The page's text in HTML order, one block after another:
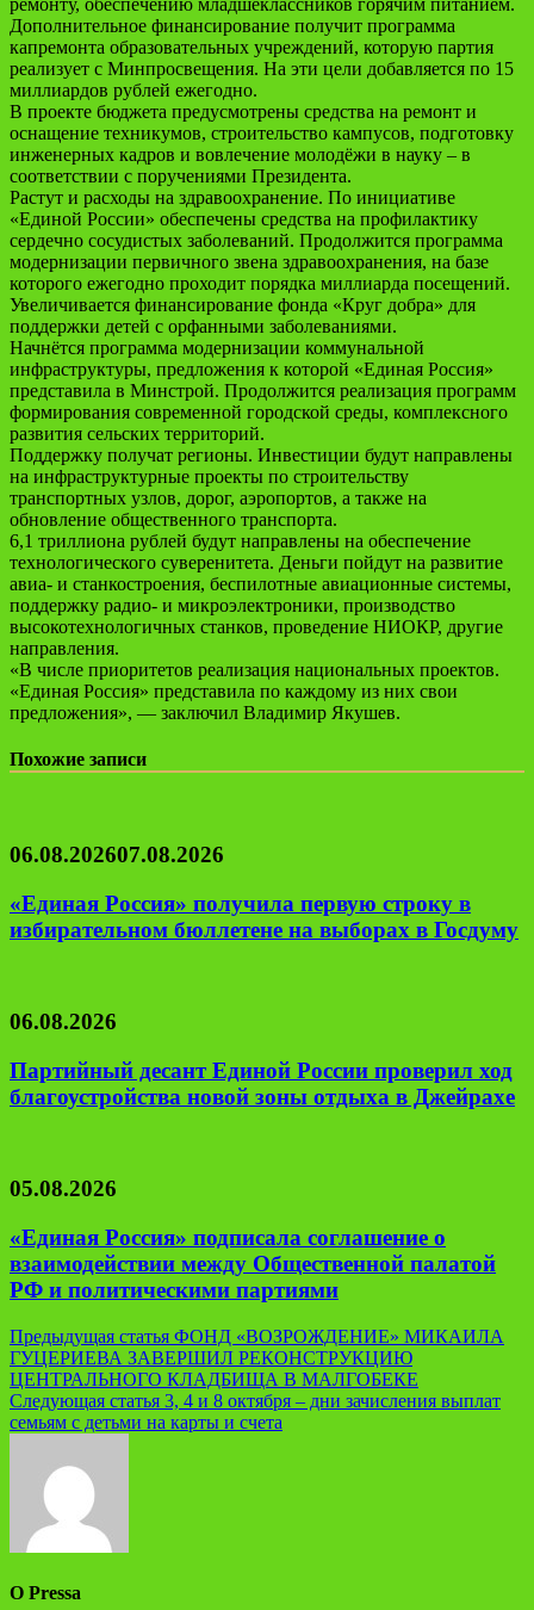
Дополнительное финансирование получит программа
капремонта образовательных учреждений, которую партия
реализует с Минпросвещения. На эти цели добавляется по 15
миллиардов рублей ежегодно.
В проекте бюджета предусмотрены средства на ремонт и
оснащение техникумов, строительство кампусов, подготовку
инженерных кадров и вовлечение молодёжи в науку – в
соответствии с поручениями Президента.
Растут и расходы на здравоохранение. По инициативе
«Единой России» обеспечены средства на профилактику
сердечно сосудистых заболеваний. Продолжится программа
модернизации первичного звена здравоохранения, на базе
которого ежегодно проходит порядка миллиарда посещений.
Увеличивается финансирование фонда «Круг добра» для
поддержки детей с орфанными заболеваниями.
Начнётся программа модернизации коммунальной
инфраструктуры, предложения к которой «Единая Россия»
представила в Минстрой. Продолжится реализация программ
формирования современной городской среды, комплексного
развития сельских территорий.
Поддержку получат регионы. Инвестиции будут направлены
на инфраструктурные проекты по строительству
транспортных узлов, дорог, аэропортов, а также на
обновление общественного транспорта.
6,1 триллиона рублей будут направлены на обеспечение
технологического суверенитета. Деньги пойдут на развитие
авиа- и станкостроения, беспилотные авиационные системы,
поддержку радио- и микроэлектроники, производство
высокотехнологичных станков, проведение НИОКР, другие
направления.
«В числе приоритетов реализация национальных проектов.
«Единая Россия» представила по каждому из них свои
предложения», — заключил Владимир Якушев.
Похожие записи
06.08.202607.08.2026
«Единая Россия» получила первую строку в
избирательном бюллетене на выборах в Госдуму
06.08.2026
Партийный десант Единой России проверил ход
благоустройства новой зоны отдыха в Джейрахе
05.08.2026
«Единая Россия» подписала соглашение о
взаимодействии между Общественной палатой
РФ и политическими партиями
Навигация
по
записям
Предыдущая статья ФОНД «ВОЗРОЖДЕНИЕ» МИКАИЛА
ГУЦЕРИЕВА ЗАВЕРШИЛ РЕКОНСТРУКЦИЮ
ЦЕНТРАЛЬНОГО КЛАДБИЩА В МАЛГОБЕКЕ
Следующая статья 3, 4 и 8 октября – дни зачисления выплат
семьям с детьми на карты и счета
О Pressa